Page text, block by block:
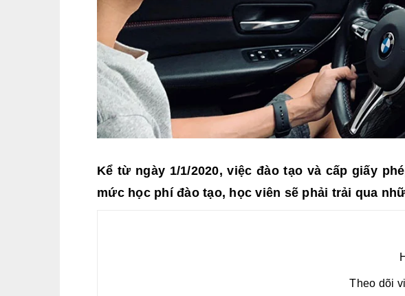
Kể từ ngày 1/1/2020, việc đào tạo và cấp giấy
mức học phí đào tạo, học viên sẽ phải trải qua
Theo dõi